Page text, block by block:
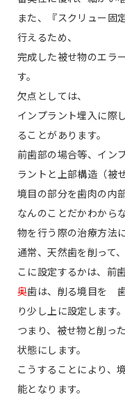
また、『スクリュー
行えるため、
完成した被せ物のエラ
す。
欠点としては、
インプラント埋入に際
ることがあります。
前歯部の場合等、イン
ラントと上部構造（被
境目の部分を歯肉の内
なんのことだかわから
物を行う際の治療方法
通常、天然歯を削って
こに設定するかは、前
奥歯は、削る境目を
り少し上に設定します。
つまり、被せ物と削っ
状態にします。
こうすることにより、
能となります。